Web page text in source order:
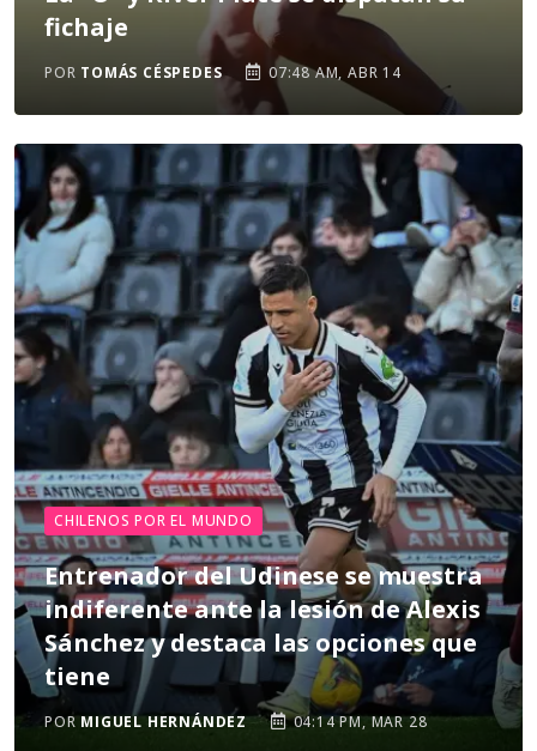
fichaje
POR TOMÁS CÉSPEDES 07:48 AM, ABR 14
CHILENOS POR EL MUNDO
Entrenador del Udinese se muestra
indiferente ante la lesión de Alexis
Sánchez y destaca las opciones que
tiene
PORMIGUEL HERNÁNDEZ 04:14 PM, MAR 28